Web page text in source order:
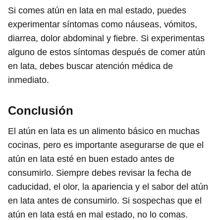
Si comes atún en lata en mal estado, puedes
experimentar síntomas como náuseas, vómitos,
diarrea, dolor abdominal y fiebre. Si experimentas
alguno de estos síntomas después de comer atún
en lata, debes buscar atención médica de
inmediato.
Conclusión
El atún en lata es un alimento básico en muchas
cocinas, pero es importante asegurarse de que el
atún en lata esté en buen estado antes de
consumirlo. Siempre debes revisar la fecha de
caducidad, el olor, la apariencia y el sabor del atún
en lata antes de consumirlo. Si sospechas que el
atún en lata está en mal estado, no lo comas.